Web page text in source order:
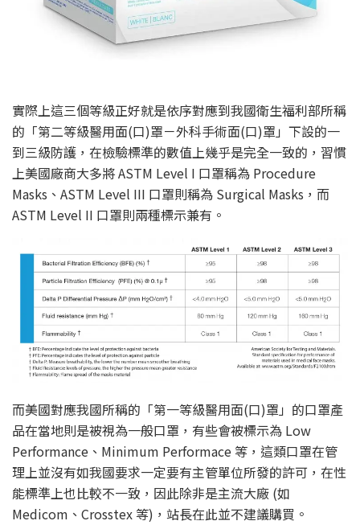
實際上這三個等級正好就是依序對應到我國衛生福利部所稱
的「第二等級醫用面(口)罩－外科手術面(口)罩」下設的一
到三級防護，在檢驗標準的數值上幾乎是完全一致的，習慣
上美國廠商大多將 ASTM Level I 口罩稱為 Procedure
Masks、ASTM Level III 口罩則稱為 Surgical Masks，而
ASTM Level II 口罩則兩種標示兼有。
而美國對應我國所稱的「第一等級醫用面(口)罩」的口罩產
品在當地則是被視為一般口罩，有些會被標示為 Low
Performance、Minimum Performace 等，這類口罩在管
理上並沒有如我國要求一定要有主管單位所發的許可，在性
能標準上也比較不一致，因此除非是主流大廠 (如
Medicom、Crosstex 等)，站長在此並不建議購買。